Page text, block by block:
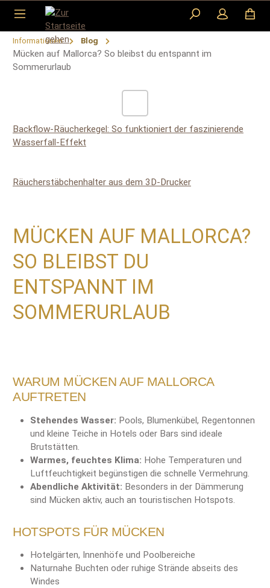
Zum Hauptinhalt springen
Informationen Blog
Mücken auf Mallorca? So bleibst du entspannt im
Sommerurlaub
Backflow-Räucherkegel: So funktioniert der faszinierende
Wasserfall-Effekt
Räucherstäbchenhalter aus dem 3D-Drucker
MÜCKEN AUF MALLORCA?
SO BLEIBST DU
ENTSPANNT IM
SOMMERURLAUB
WARUM MÜCKEN AUF MALLORCA
AUFTRETEN
Stehendes Wasser: Pools, Blumenkübel, Regentonnen
und kleine Teiche in Hotels oder Bars sind ideale
Brutstätten.
Warmes, feuchtes Klima: Hohe Temperaturen und
Luftfeuchtigkeit begünstigen die schnelle Vermehrung.
Abendliche Aktivität: Besonders in der Dämmerung
sind Mücken aktiv, auch an touristischen Hotspots.
HOTSPOTS FÜR MÜCKEN
Hotelgärten, Innenhöfe und Poolbereiche
Naturnahe Buchten oder ruhige Strände abseits des
Windes